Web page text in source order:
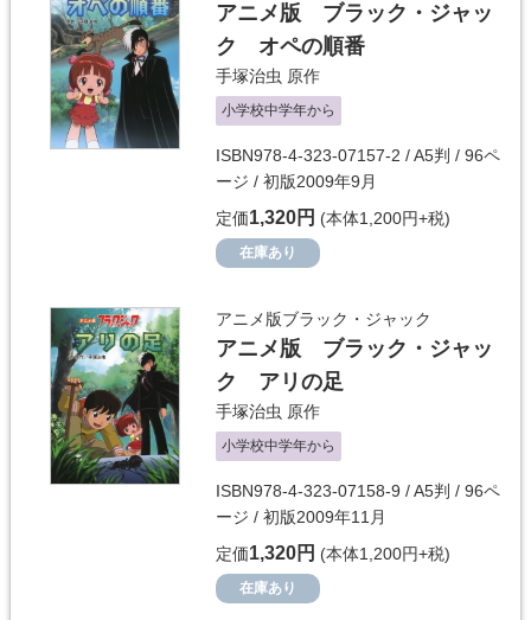
アニメ版 ブラック・ジャッ
ク オペの順番
手塚治虫 原作
小学校中学年から
ISBN978-4-323-07157-2 / A5判 / 96ペ
ージ / 初版2009年9月
定価1,320円 (本体1,200円+税)
在庫あり
アニメ版ブラック・ジャック
アニメ版 ブラック・ジャッ
ク アリの足
手塚治虫 原作
小学校中学年から
ISBN978-4-323-07158-9 / A5判 / 96ペ
ージ / 初版2009年11月
定価1,320円 (本体1,200円+税)
在庫あり